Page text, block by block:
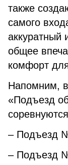
также
самого
аккуратный
общее
комфорт
Напомним, в
«Подъезд
– Подъезд
– Подъезд